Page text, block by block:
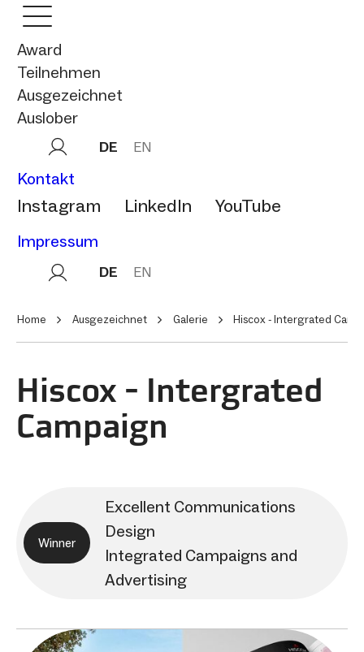
Award
Teilnehmen
Ausgezeichnet
Auslober
DE EN
Kontakt
Instagram LinkedIn YouTube
Impressum
DE EN
Home Ausgezeichnet Galerie Hiscox - Intergrated
Hiscox - Intergrated
Campaign
Winner
Excellent Communications
Design
Integrated Campaigns and
Advertising